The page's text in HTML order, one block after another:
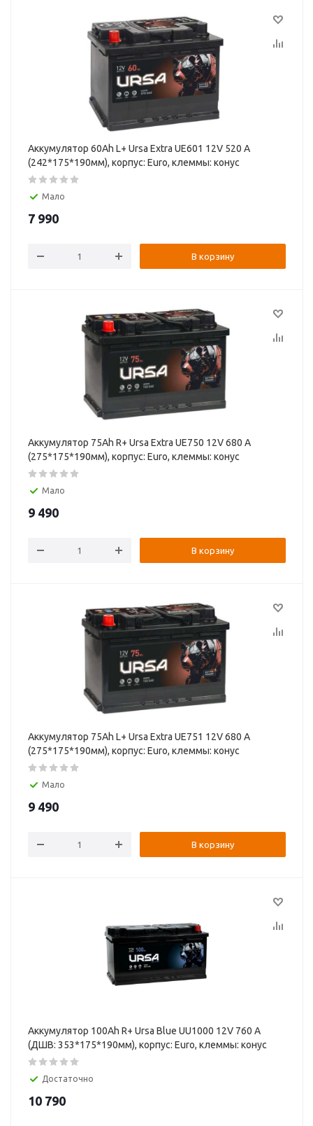
Аккумулятор 60Ah L+ Ursa Extra UE601 12V 520 А
(242*175*190мм), корпус: Euro, клеммы: конуc
Мало
7 990
В корзину
Аккумулятор 75Ah R+ Ursa Extra UE750 12V 680 А
(275*175*190мм), корпус: Euro, клеммы: конуc
Мало
9 490
В корзину
Аккумулятор 75Ah L+ Ursa Extra UE751 12V 680 А
(275*175*190мм), корпус: Euro, клеммы: конуc
Мало
9 490
В корзину
Аккумулятор 100Ah R+ Ursa Blue UU1000 12V 760 А
(ДШВ: 353*175*190мм), корпус: Euro, клеммы: конуc
Достаточно
10 790